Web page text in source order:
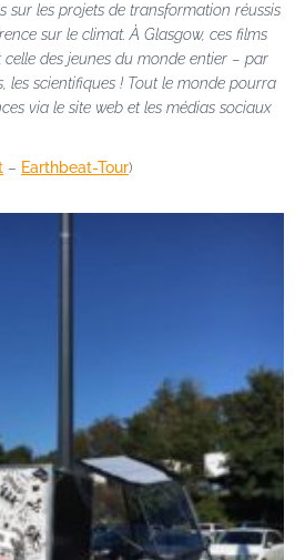
sur les projets de transformation réussis
sur le climat. À Glasgow, ces films
des jeunes du monde entier – par
les scientifiques ! Tout le monde pourra
via le site web et les médias sociaux
– Earthbeat-Tour)